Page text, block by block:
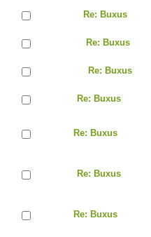
Re: Buxus
Re: Buxus
Re: Buxus
Re: Buxus
Re: Buxus
Re: Buxus
Re: Buxus